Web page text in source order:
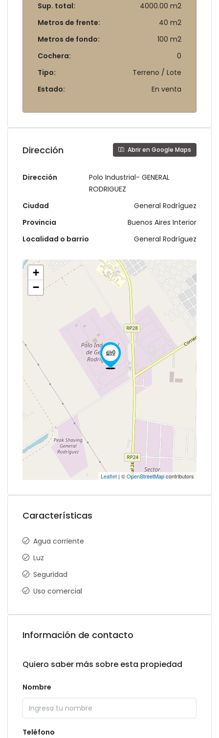
Sup. total:
4000.00 m2
Metros de frente:
40 m2
Metros de fondo:
100 m2
Cochera:
0
Tipo:
Terreno / Lote
Estado:
En venta
Dirección Abrir en Google Maps
Dirección
Polo Industrial- GENERAL
RODRIGUEZ
Ciudad
General Rodríguez
Provincia
Buenos Aires Interior
Localidad o barrio
General Rodríguez
+
−
Leaflet | ©OpenStreetMapcontributors
Características
Agua corriente
Luz
Seguridad
Uso comercial
Información de contacto
Quiero saber más sobre esta propiedad
Nombre
Teléfono